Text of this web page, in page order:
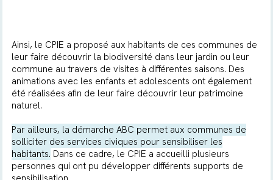
Ainsi, le CPIE a proposé aux habitants de ces communes de
leur faire découvrir la biodiversité dans leur jardin ou leur
commune au travers de visites à différentes saisons. Des
animations avec les enfants et adolescents ont également
été réalisées afin de leur faire découvrir leur patrimoine
naturel.
Par ailleurs, la démarche ABC permet aux communes de
solliciter des services civiques pour sensibiliser les
habitants. Dans ce cadre, le CPIE a accueilli plusieurs
personnes qui ont pu développer différents supports de